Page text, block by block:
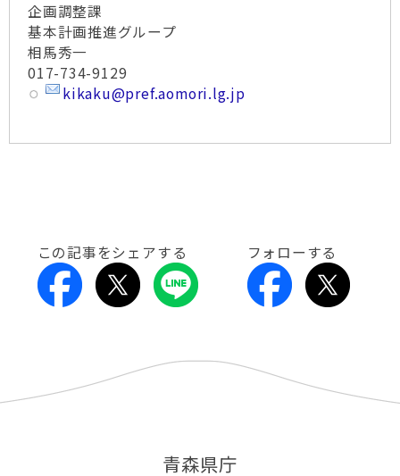
企画調整課
基本計画推進グループ
相馬秀一
017-734-9129
kikaku@pref.aomori.lg.jp
この記事をシェアする フォローする
青森県庁